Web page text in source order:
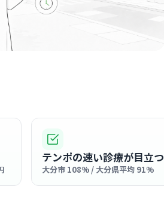
で温かい雰囲気が自慢で、新しく入った方も
る包容力のある職場です。
友会森内科医院
療」を理念に掲げており、地域の方々から長
いる温かな雰囲気のクリニックです。
テンポの速い診療が目立つ
大分市 108% / 大分県平均 91%